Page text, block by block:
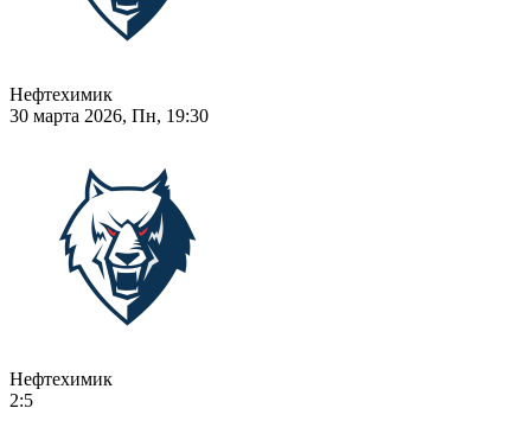
Нефтехимик
30 марта 2026, Пн, 19:30
Нефтехимик
2:5